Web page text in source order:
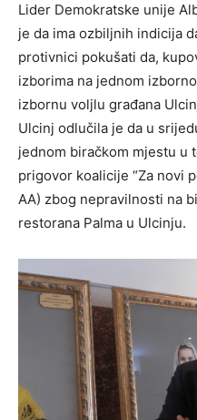
Lider Demokratske unije
je da ima ozbiljnih indicija
protivnici pokušati da,
izborima na jednom
izbornu voljlu građana
Ulcinj odlučila je da u
jednom biračkom mjestu u
prigovor koalicije “Za novi
AA) zbog nepravilnosti na
restorana Palma u Ulcinju.